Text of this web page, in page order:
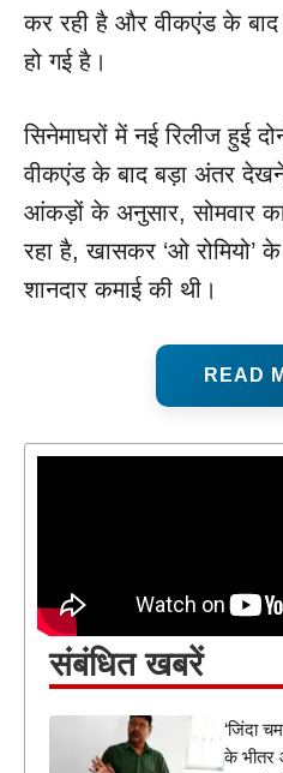
कर रही है और वीकएंड के
हो गई है।
सिनेमाघरों में नई रिलीज हुई
वीकएंड के बाद बड़ा अंतर
आंकड़ों के अनुसार, सोमवार
रहा है, खासकर ‘ओ रोमियो’
शानदार कमाई की थी।
READ
संबंधित खबरें
‘जिंदा
के भीतर